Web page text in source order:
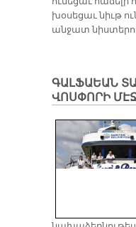
խօսեցաւ նիւթ
անջատ
ԳԱԼՖԱԵԱՆ
ՎՈՍՓՈՐԻ